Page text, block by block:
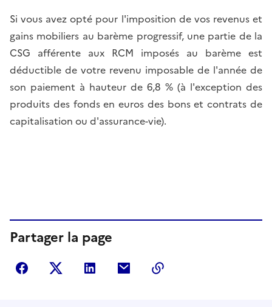
Si vous avez opté pour l'imposition de vos revenus et
gains mobiliers au barème progressif, une partie de la
CSG afférente aux RCM imposés au barème est
déductible de votre revenu imposable de l'année de
son paiement à hauteur de 6,8 % (à l'exception des
produits des fonds en euros des bons et contrats de
capitalisation ou d'assurance-vie).
Partager la page
Partager sur Facebook
Partager sur Twitter
Partager sur LinkedIn
Partager par courriel